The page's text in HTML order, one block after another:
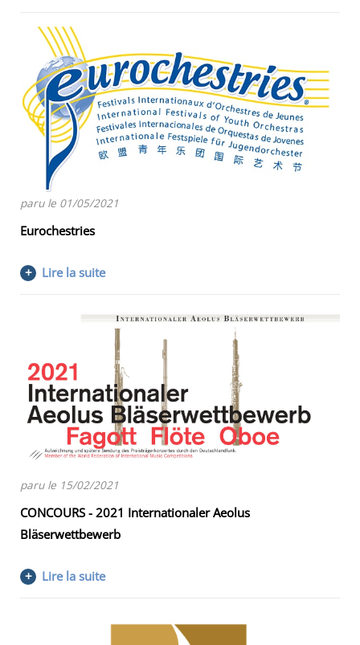
paru le 01/05/2021
Eurochestries
+ Lire la suite
paru le 15/02/2021
CONCOURS - 2021 Internationaler Aeolus
Bläserwettbewerb
+ Lire la suite